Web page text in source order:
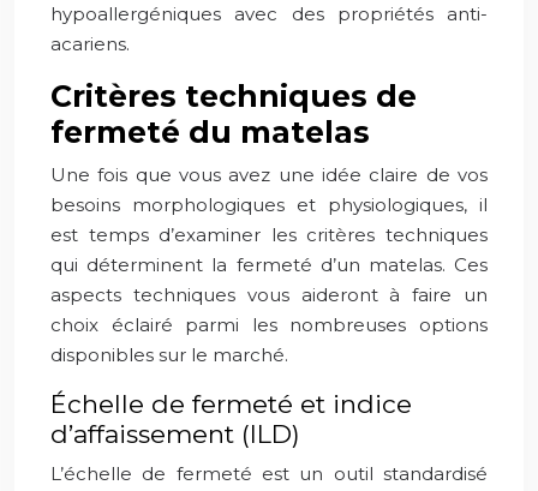
hypoallergéniques avec des propriétés anti-
acariens.
Critères techniques de
fermeté du matelas
Une fois que vous avez une idée claire de vos
besoins morphologiques et physiologiques, il
est temps d’examiner les critères techniques
qui déterminent la fermeté d’un matelas. Ces
aspects techniques vous aideront à faire un
choix éclairé parmi les nombreuses options
disponibles sur le marché.
Échelle de fermeté et indice
d’affaissement (ILD)
L’échelle de fermeté est un outil standardisé